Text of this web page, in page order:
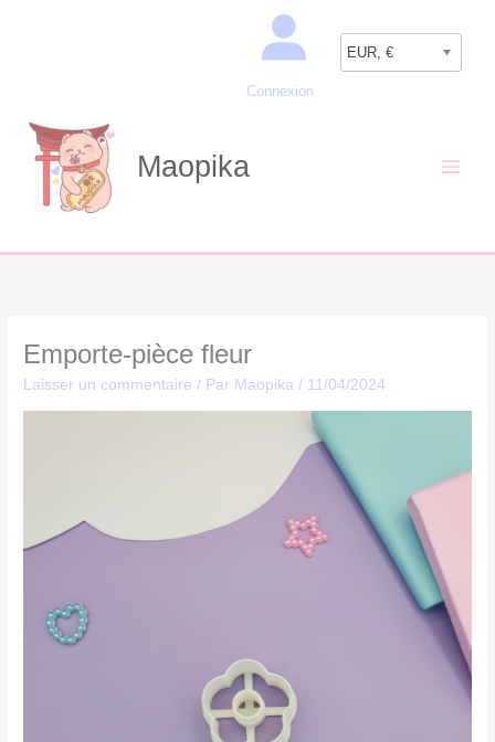
Connexion
EUR, €
Maopika
Emporte-pièce fleur
Laisser un commentaire / Par Maopika/ 11/04/2024
Recherche